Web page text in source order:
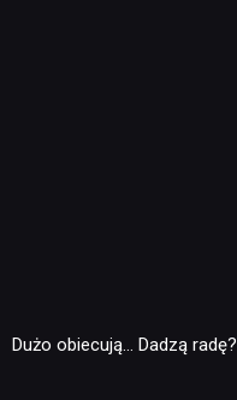
Dużo obiecują… Dadzą radę?